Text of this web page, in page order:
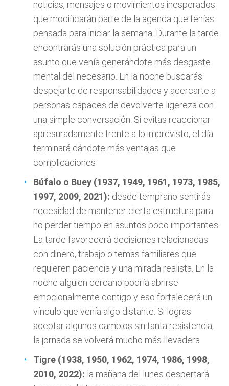
noticias, mensajes o movimientos inesperados
que modificarán parte de la agenda que tenías
pensada para iniciar la semana. Durante la tarde
encontrarás una solución práctica para un
asunto que venía generándote más desgaste
mental del necesario. En la noche buscarás
despejarte de responsabilidades y acercarte a
personas capaces de devolverte ligereza con
una simple conversación. Si evitas reaccionar
apresuradamente frente a lo imprevisto, el día
terminará dándote más ventajas que
complicaciones
Búfalo o Buey (1937, 1949, 1961, 1973, 1985,
1997, 2009, 2021): desde temprano sentirás
necesidad de mantener cierta estructura para
no perder tiempo en asuntos poco importantes.
La tarde favorecerá decisiones relacionadas
con dinero, trabajo o temas familiares que
requieren paciencia y una mirada realista. En la
noche alguien cercano podría abrirse
emocionalmente contigo y eso fortalecerá un
vínculo que venía algo distante. Si logras
aceptar algunos cambios sin tanta resistencia,
la jornada se volverá mucho más llevadera
Tigre (1938, 1950, 1962, 1974, 1986, 1998,
2010, 2022): la mañana del lunes despertará